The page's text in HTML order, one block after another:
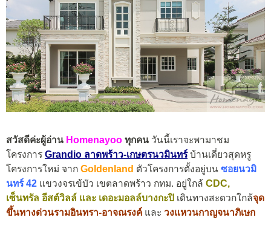
สวัสดีค่ะผู้อ่าน Homenayoo ทุกคน วันนี้เราจะพามาชม
โครงการ Grandio ลาดพร้าว-เกษตรนวมินทร์บ้านเดี่ยวสุดหรู
โครงการใหม่ จาก Goldenland ตัวโครงการตั้งอยู่บน ซอยนวมิ
นทร์ 42 แขวงจรเข้บัว เขตลาดพร้าว กทม. อยู่ใกล้ CDC,
เซ็นทรัล อีสต์วิลล์ และ เดอะมอลล์บางกะปิ เดินทางสะดวกใกล้จุด
ขึ้นทางด่วนรามอินทรา-อาจณรงค์ และ วงแหวนกาญจนาภิเษก